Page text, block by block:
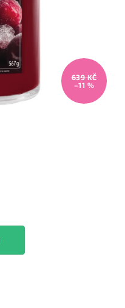
639 KČ
–11 %